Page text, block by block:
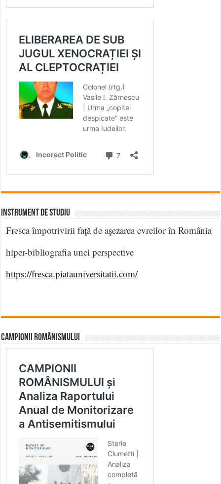
INSTRUMENT DE STUDIU
Fresca împotrivirii faţă de aşezarea evreilor în România
hiper-bibliografia unei perspective
https://fresca.piatauniversitatii.com/
CAMPIONII ROMÂNISMULUI